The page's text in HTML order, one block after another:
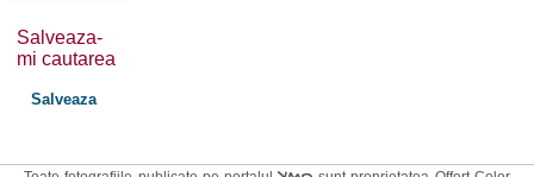
Salveaza-
mi cautarea